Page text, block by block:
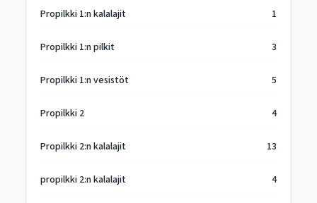
Propilkki 1:n kalalajit 1
Propilkki 1:n pilkit 3
Propilkki 1:n vesistöt 5
Propilkki 2 4
Propilkki 2:n kalalajit 13
propilkki 2:n kalalajit 4